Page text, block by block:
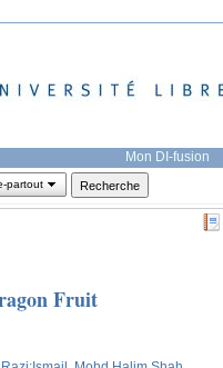
Mon DI-fusion
partout
Fruit